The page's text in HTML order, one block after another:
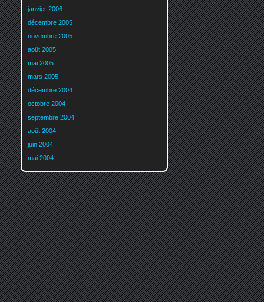
janvier 2006
décembre 2005
novembre 2005
août 2005
mai 2005
mars 2005
décembre 2004
octobre 2004
septembre 2004
août 2004
juin 2004
mai 2004